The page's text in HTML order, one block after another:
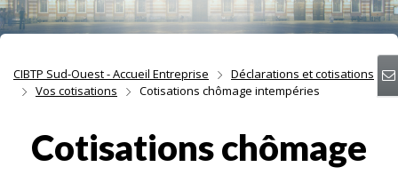
CIBTP Sud-Ouest - Accueil Entreprise
Déclarations et cotisations
Vos cotisations
Cotisations chômage intempéries
Cotisations chômage